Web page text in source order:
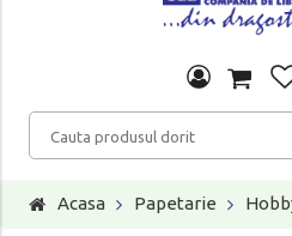
Acasa Papetarie